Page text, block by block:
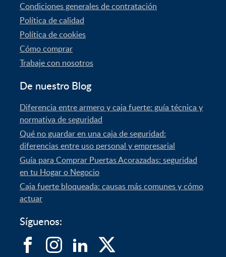
Condiciones generales de contratación
Política de calidad
Política de cookies
Cómo comprar
Trabaje con nosotros
De nuestro Blog
Diferencia entre armero y caja fuerte: guía técnica y
normativa de seguridad
Qué no guardar en una caja de seguridad:
diferencias entre uso personal y empresarial
Guía para Comprar Puertas Acorazadas: seguridad
en tu Hogar o Negocio
Caja fuerte bloqueada: causas más comunes y cómo
actuar
Síguenos: